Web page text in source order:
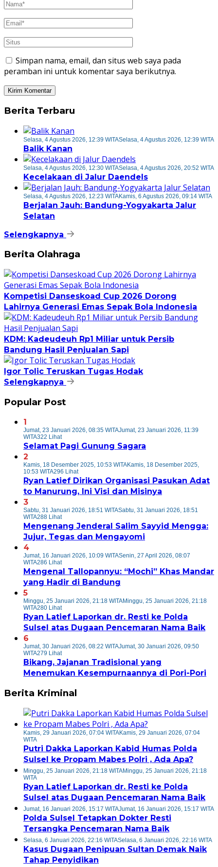
Simpan nama, email, dan situs web saya pada
peramban ini untuk komentar saya berikutnya.
Berita Terbaru
Selasa, 4 Agustus 2026, 12:39 WITASelasa, 4 Agustus 2026, 12:39 WITA
Balik Kanan
Selasa, 4 Agustus 2026, 12:30 WITASelasa, 4 Agustus 2026, 20:52 WITA
Kecelakaan di Jalur Daendels
Selasa, 4 Agustus 2026, 12:23 WITAKamis, 6 Agustus 2026, 09:14 WITA
Berjalan Jauh: Bandung-Yogyakarta Jalur
Selatan
Selengkapnya
Berita Olahraga
Kompetisi Danseskoad Cup 2026 Dorong
Lahirnya Generasi Emas Sepak Bola Indonesia
KDM: Kadeudeuh Rp1 Miliar untuk Persib
Bandung Hasil Penjualan Sapi
Igor Tolic Teruskan Tugas Hodak
Selengkapnya
Popular Post
1
Jumat, 23 Januari 2026, 08:35 WITAJumat, 23 Januari 2026, 11:39
WITA322 Lihat
Selamat Pagi Gunung Sagara
2
Kamis, 18 Desember 2025, 10:53 WITAKamis, 18 Desember 2025,
10:53 WITA296 Lihat
Ryan Latief Dirikan Organisasi Pasukan Adat
to Manurung, Ini Visi dan Misinya
3
Sabtu, 31 Januari 2026, 18:51 WITASabtu, 31 Januari 2026, 18:51
WITA288 Lihat
Mengenang Jenderal Salim Sayyid Mengga:
Jujur, Tegas dan Mengayomi
4
Jumat, 16 Januari 2026, 10:09 WITASenin, 27 April 2026, 08:07
WITA286 Lihat
Mengenal Tallopannyu: “Mochi” Khas Mandar
yang Hadir di Bandung
5
Minggu, 25 Januari 2026, 21:18 WITAMinggu, 25 Januari 2026, 21:18
WITA280 Lihat
Ryan Latief Laporkan dr. Resti ke Polda
Sulsel atas Dugaan Pencemaran Nama Baik
6
Jumat, 30 Januari 2026, 08:22 WITAJumat, 30 Januari 2026, 09:50
WITA279 Lihat
Bikang, Jajanan Tradisional yang
Menemukan Kesempurnaannya di Pori-Pori
Berita Kriminal
Kamis, 29 Januari 2026, 07:04 WITAKamis, 29 Januari 2026, 07:04
WITA
Putri Dakka Laporkan Kabid Humas Polda
Sulsel ke Propam Mabes Polri , Ada Apa?
Minggu, 25 Januari 2026, 21:18 WITAMinggu, 25 Januari 2026, 21:18
WITA
Ryan Latief Laporkan dr. Resti ke Polda
Sulsel atas Dugaan Pencemaran Nama Baik
Jumat, 16 Januari 2026, 15:17 WITAJumat, 16 Januari 2026, 15:17 WITA
Polda Sulsel Tetapkan Dokter Resti
Tersangka Pencemaran Nama Baik
Selasa, 6 Januari 2026, 22:16 WITASelasa, 6 Januari 2026, 22:16 WITA
Kasus Dugaan Penipuan Sultan Demak Naik
Tahap Penyidikan